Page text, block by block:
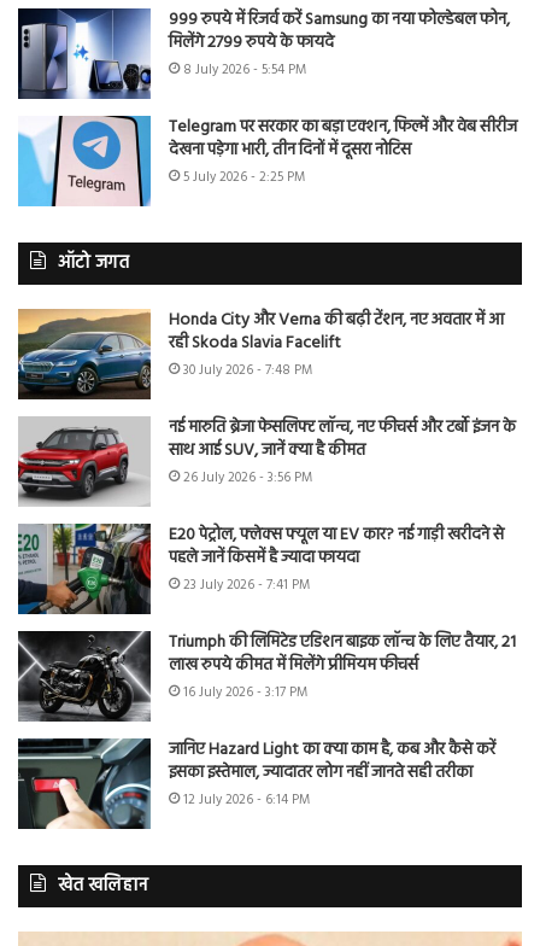
999 रुपये में रिजर्व करें Samsung का नया फोल्डेबल फोन,
मिलेंगे 2799 रुपये के फायदे
8 July 2026 - 5:54 PM
Telegram पर सरकार का बड़ा एक्शन, फिल्में और वेब सीरीज
देखना पड़ेगा भारी, तीन दिनों में दूसरा नोटिस
5 July 2026 - 2:25 PM
ऑटो जगत
Honda City और Verna की बढ़ी टेंशन, नए अवतार में आ
रही Skoda Slavia Facelift
30 July 2026 - 7:48 PM
नई मारुति ब्रेजा फेसलिफ्ट लॉन्च, नए फीचर्स और टर्बो इंजन के
साथ आई SUV, जानें क्या है कीमत
26 July 2026 - 3:56 PM
E20 पेट्रोल, फ्लेक्स फ्यूल या EV कार? नई गाड़ी खरीदने से
पहले जानें किसमें है ज्यादा फायदा
23 July 2026 - 7:41 PM
Triumph की लिमिटेड एडिशन बाइक लॉन्च के लिए तैयार, 21
लाख रुपये कीमत में मिलेंगे प्रीमियम फीचर्स
16 July 2026 - 3:17 PM
जानिए Hazard Light का क्या काम है, कब और कैसे करें
इसका इस्तेमाल, ज्यादातर लोग नहीं जानते सही तरीका
12 July 2026 - 6:14 PM
खेत खलिहान